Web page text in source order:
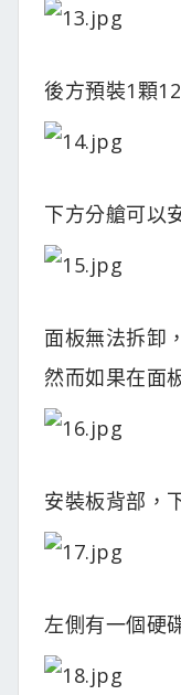
後方預裝1顆
下方分艙可以
面板無法拆卸
然而如果在面
安裝板背部，
左側有一個硬